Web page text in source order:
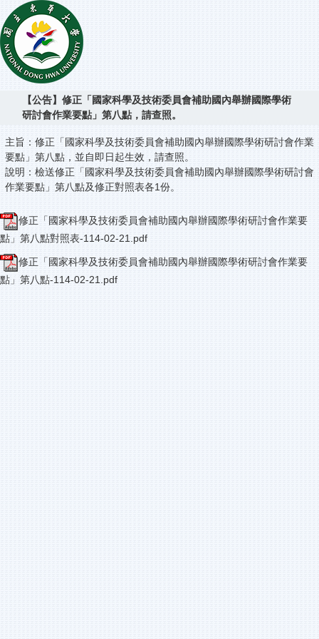
【公告】​修正「國家科學及技術委員會補助國內舉辦國際學術
研討會作業要點」第八點，請查照。
主旨：​修正「國家科學及技術委員會補助國內舉辦國際學術研討會作業
要點」第八點，並自即日起生效，請查照。
說明：​檢送修正「國家科學及技術委員會補助國內舉辦國際學術研討會
作業要點」第八點及修正對照表各1份。
​修正「國家科學及技術委員會補助國內舉辦國際學術研討會作業要
點」第八點對照表-114-02-21.pdf
​修正「國家科學及技術委員會補助國內舉辦國際學術研討會作業要
點」第八點-114-02-21.pdf